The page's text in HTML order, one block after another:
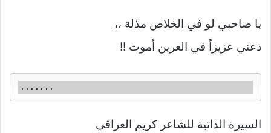
يا صاحبي لو في الخلاص مذلة ،،
دعني عزيزاً في العرين أموت !!
.......
السيرة الذاتية للشاعر كريم العراقي